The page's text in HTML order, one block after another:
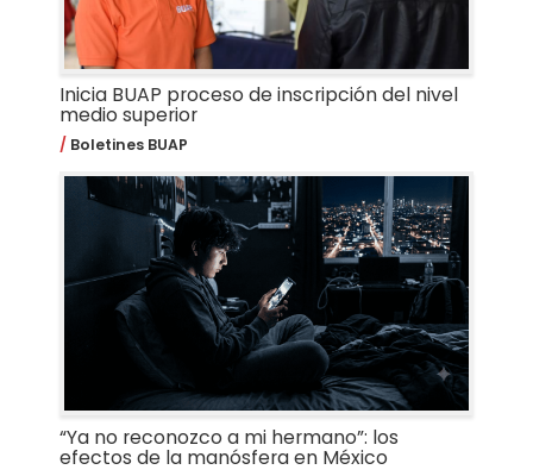
Inicia BUAP proceso de inscripción del nivel
medio superior
Boletines BUAP
“Ya no reconozco a mi hermano”: los
efectos de la manósfera en México